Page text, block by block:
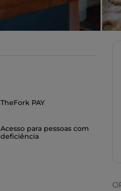
TheFork PAY
Acesso para pessoas com
deficiência